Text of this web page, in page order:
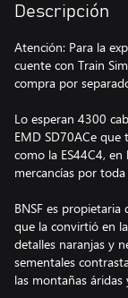
Descripción
Atención: Para la
cuente con Train
compra por
Lo esperan 4300
EMD SD70ACe que
como la ES44C4,
mercancías por
BNSF es
que la convirtió en
detalles naranjas y
sementales
las montañas áridas